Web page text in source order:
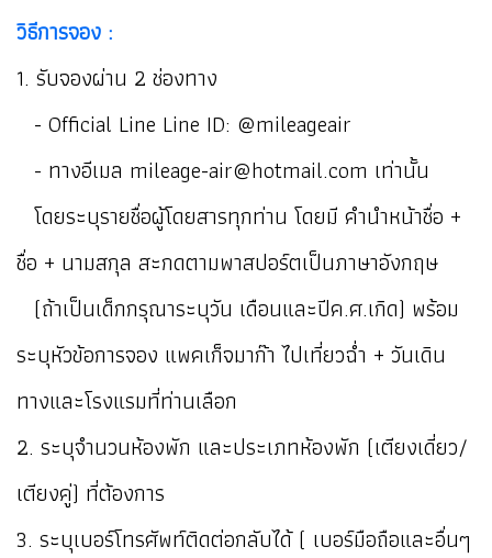
วิธีการจอง :
1. รับจองผ่าน 2 ช่องทาง
- Official Line Line ID: @mileageair
- ทางอีเมล mileage-air@hotmail.com เท่านั้น
โดยระบุรายชื่อผู้โดยสารทุกท่าน โดยมี คำนำหน้าชื่อ +
ชื่อ + นามสกุล สะกดตามพาสปอร์ตเป็นภาษาอังกฤษ
(ถ้าเป็นเด็กกรุณาระบุวัน เดือนและปีค.ศ.เกิด) พร้อม
ระบุหัวข้อการจอง แพคเก็จมาก๊า ไปเที่ยวฉ่ำ + วันเดิน
ทางและโรงแรมที่ท่านเลือก
2. ระบุจำนวนห้องพัก และประเภทห้องพัก (เตียงเดี่ยว/
เตียงคู่) ที่ต้องการ
3. ระบุเบอร์โทรศัพท์ติดต่อกลับได้ ( เบอร์มือถือและอื่นๆ